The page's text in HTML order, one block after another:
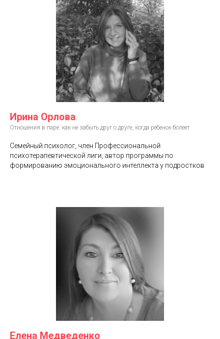
Ирина Орлова
Отношения в паре: как не забыть друг о друге, когда ребенок болеет
Семейный психолог, член Профессиональной
психотерапевтической лиги, автор программы по
формированию эмоционального интеллекта у подростков
Елена Медведенко